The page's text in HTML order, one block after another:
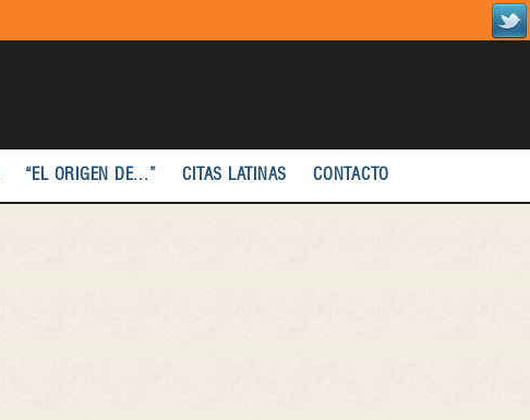
“EL ORIGEN DE...” CITAS LATINAS CONTACTO